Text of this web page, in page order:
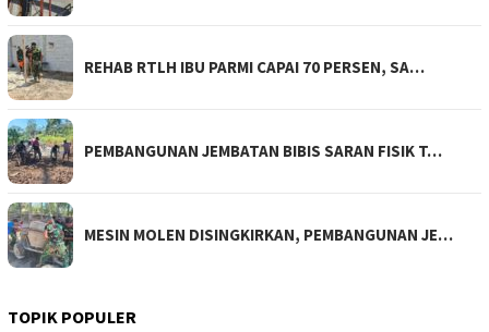
REHAB RTLH IBU PARMI CAPAI 70 PERSEN, SA…
PEMBANGUNAN JEMBATAN BIBIS SARAN FISIK T…
MESIN MOLEN DISINGKIRKAN, PEMBANGUNAN JE…
TOPIK POPULER